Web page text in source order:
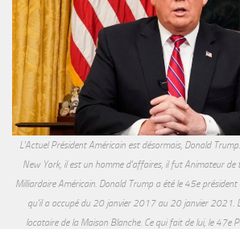
L'Actuel Président Américain est désormais, Donald
New York, il est un homme d'affaires, il fut Animateur de
Milliardaire Américain. Donald Trump a été le 45e
qu'il a occupé du 20 janvier 2017 au 20 janvier 2021.
locataire de la Maison Blanche. Ce qui fait de lui, le 47e